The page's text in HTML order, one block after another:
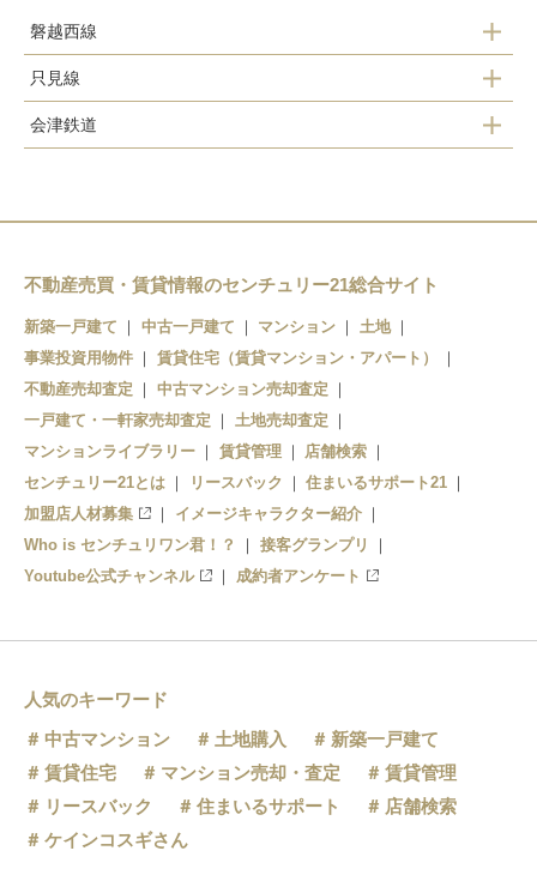
磐越西線
東長原駅
広田駅
只見線
会津若松駅
会津本郷駅
会津鉄道
七日町駅
西若松駅
南若松駅
門田駅
あまや駅
芦ノ牧温泉駅
大川ダム公園駅
芦ノ牧温泉南駅
不動産売買・賃貸情報のセンチュリー21総合サイト
新築一戸建て 中古一戸建て マンション
土地
事業投資用物件
賃貸住宅（賃貸マンション・アパート）
不動産売却査定
中古マンション売却査定
一戸建て・一軒家売却査定
土地売却査定
マンションライブラリー
賃貸管理
店舗検索
センチュリー21とは
リースバック
住まいるサポート21
加盟店人材募集
イメージキャラクター紹介
Who is センチュリワン君！？
接客グランプリ
Youtube公式チャンネル
成約者アンケート
人気のキーワード
中古マンション
土地購入
新築一戸建て
賃貸住宅
マンション売却・査定
賃貸管理
リースバック
住まいるサポート
店舗検索
ケインコスギさん